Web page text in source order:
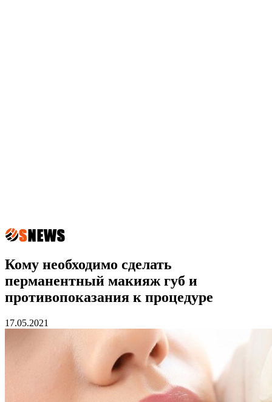
Кому необходимо сделать
перманентный макияж губ и
противопоказания к процедуре
17.05.2021